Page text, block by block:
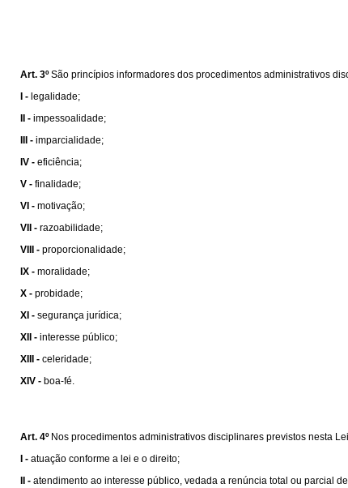
Art. 3º São princípios informadores dos procedimentos administrativos
I - legalidade;
II - impessoalidade;
III - imparcialidade;
IV - eficiência;
V - finalidade;
VI - motivação;
VII - razoabilidade;
VIII - proporcionalidade;
IX - moralidade;
X - probidade;
XI - segurança jurídica;
XII - interesse público;
XIII - celeridade;
XIV - boa-fé.
Art. 4º Nos procedimentos administrativos disciplinares previstos nesta
I - atuação conforme a lei e o direito;
II - atendimento ao interesse público, vedada a renúncia total ou parcial